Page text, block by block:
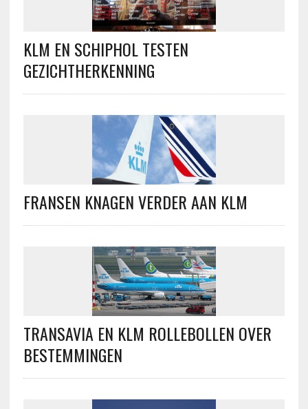
KLM EN SCHIPHOL TESTEN
GEZICHTHERKENNING
FRANSEN KNAGEN VERDER AAN KLM
TRANSAVIA EN KLM ROLLEBOLLEN OVER
BESTEMMINGEN